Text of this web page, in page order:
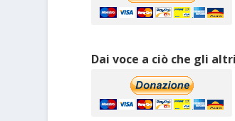
Dai voce a ciò che gli